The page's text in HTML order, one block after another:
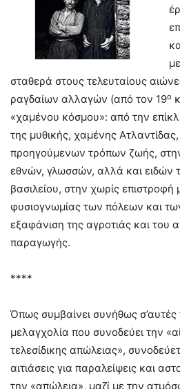
σταθερά στους τελευταίους
ραγδαίων αλλαγών (από τον 19ο
«χαμένου κόσμου»: από την
της μυθικής, χαμένης
προηγούμενων τρόπων ζωής,
εθνών, γλωσσών, αλλά και ειδών
βασιλείου, στην χωρίς επιστροφή
φυσιογνωμίας των πόλεων και
εξαφάνιση της αγροτιάς και του
παραγωγής.
****
Όπως συμβαίνει συνήθως σ’αυτές
μελαγχολία που συνοδεύει την
τελεσίδικης απώλειας»,
αιτιάσεις για παραλείψεις και
την «απώλεια», μαζί με την